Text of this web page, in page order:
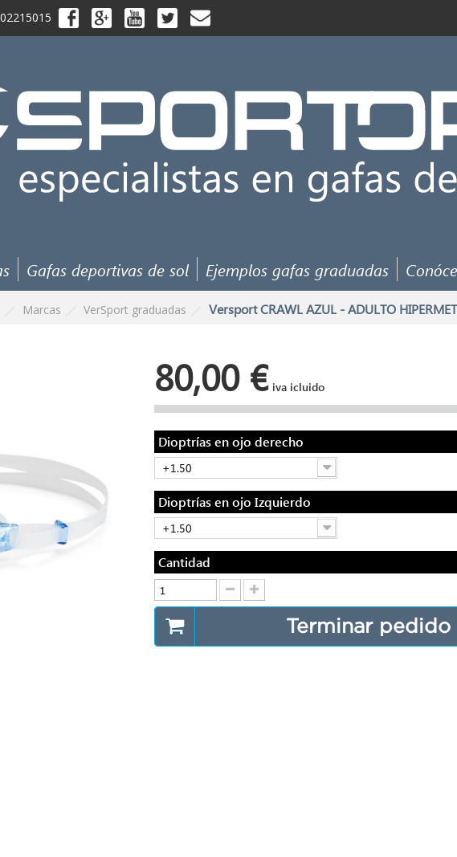
Gafas deportivas de sol Ejemplos gafas graduadas
Marcas VerSport graduadas Versport CRAWL AZUL - ADULTO
80,00 € iva icluido
Dioptrías en ojo derecho
+1.50
Dioptrías en ojo Izquierdo
+1.50
Cantidad
Terminar pedido